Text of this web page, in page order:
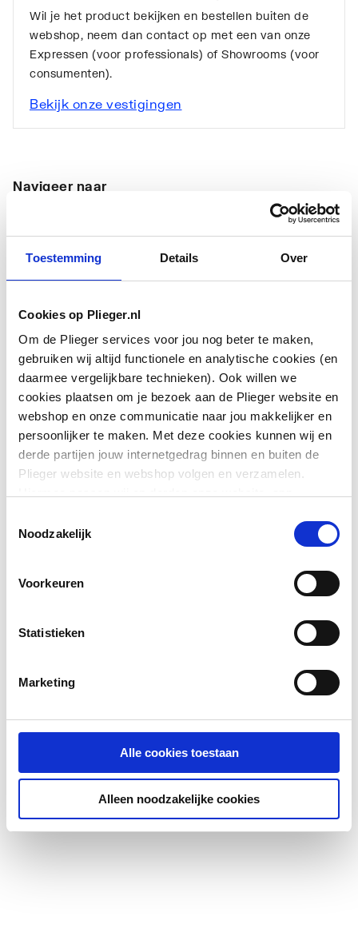
Toestemming Details Over
Cookies op Plieger.nl
Om de Plieger services voor jou nog beter te maken,
gebruiken wij altijd functionele en analytische cookies (en
daarmee vergelijkbare technieken). Ook willen we
cookies plaatsen om je bezoek aan de Plieger website en
webshop en onze communicatie naar jou makkelijker en
persoonlijker te maken. Met deze cookies kunnen wij en
derde partijen jouw internetgedrag binnen en buiten de
Plieger website en webshop volgen en verzamelen.
We slaan je cookievoorkeur op in je browser.
Noodzakelijk
Voorkeuren
Statistieken
Marketing
Alle cookies toestaan
Alleen noodzakelijke cookies
Wil je het product bekijken en bestellen buiten de
webshop, neem dan contact op met een van onze
Expressen (voor professionals) of Showrooms (voor
consumenten).
Bekijk onze vestigingen
Navigeer naar
Bouwtekening image/jpeg ,14 KB